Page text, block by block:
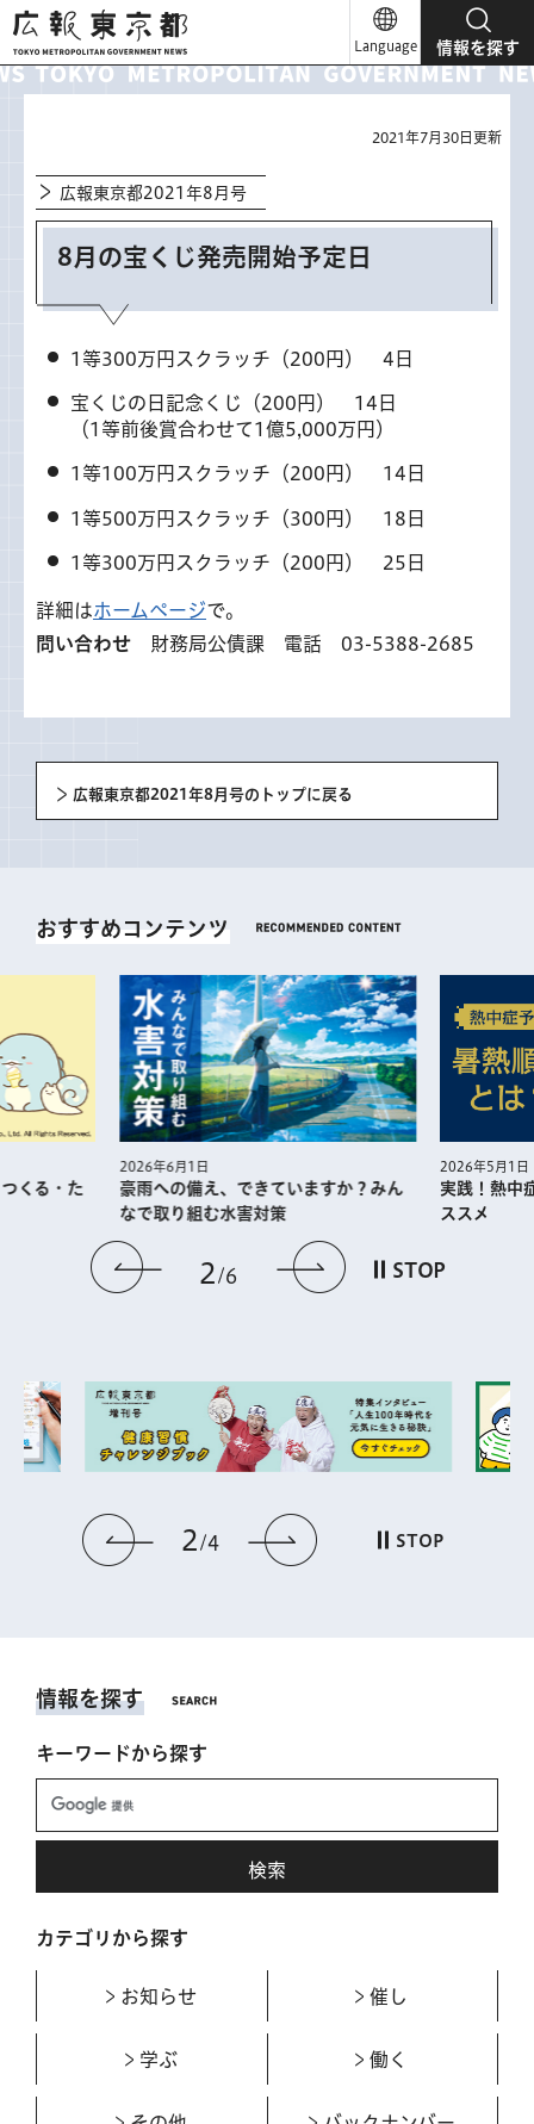
広報東京都
Language 情報を探す
2021年7月30日更新
広報東京都2021年8月号
8月の宝くじ発売開始予定日
1等300万円スクラッチ（200円） 4日
宝くじの日記念くじ（200円） 14日
（1等前後賞合わせて1億5,000万円）
1等100万円スクラッチ（200円） 14日
1等500万円スクラッチ（300円） 18日
1等300万円スクラッチ（200円） 25日
詳細はホームページで。
問い合わせ 財務局公債課 電話 03-5388-2685
広報東京都2021年8月号のトップに戻る
おすすめコンテンツ
前のスライドを表示
2 6 次のスライドを
STOP
くる・た
2026年6月1日
豪雨への備え、できていますか？みん
なで取り組む水害対策
2026年5月1日
実践！熱中
ススメ
前のスライドを表示
2 4 次のスライドを表
STOP
情報を探す
キーワードから探す
カテゴリから探す
お知らせ 催し
学ぶ 働く